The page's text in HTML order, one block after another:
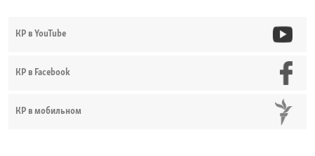
КР в YouTube
КР в Facebook
КР в мобильном